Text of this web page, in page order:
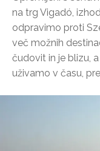
na trg Vigadó,
odpravimo proti
več možnih
čudovit in je blizu,
uživamo v času,